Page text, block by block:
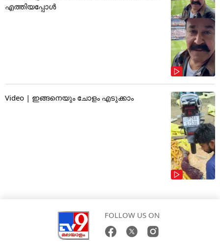
എത്തിയപ്പോൾ
Video | ഇങ്ങനെയും ചോളം എടുക്കാം
FOLLOW US ON